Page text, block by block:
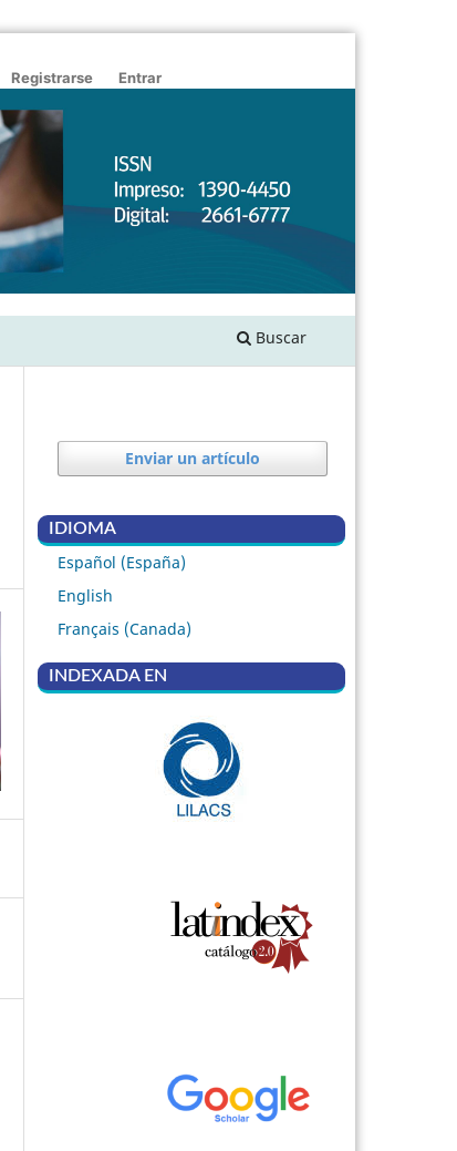
Buscar
Registrarse Entrar
Enviar un artículo
IDIOMA
Español (España)
English
Français (Canada)
INDEXADA EN